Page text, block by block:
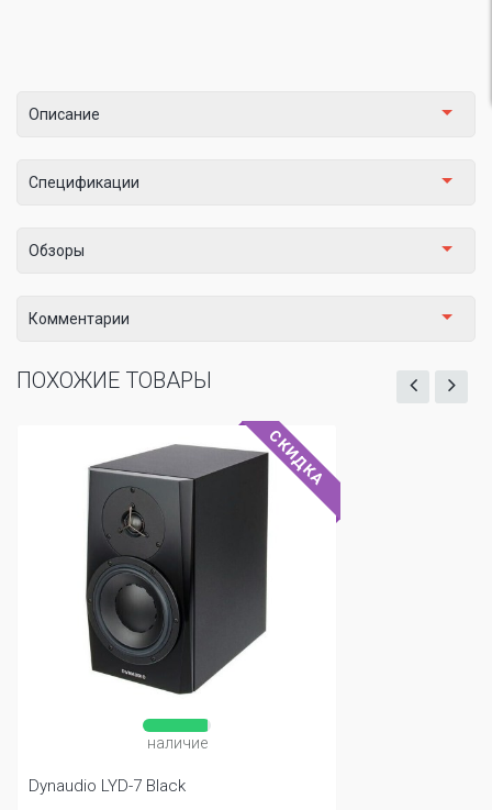
Описание
Спецификации
Обзоры
Комментарии
ПОХОЖИЕ ТОВАРЫ
СКИДКА
наличие
Dynaudio LYD-7 Black